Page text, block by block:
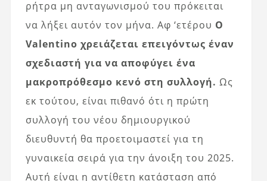
ρήτρα μη ανταγωνισμού του πρόκειται
να λήξει αυτόν τον μήνα. Αφ ‘ετέρου Ο
Valentino χρειάζεται επειγόντως έναν
σχεδιαστή για να αποφύγει ένα
μακροπρόθεσμο κενό στη συλλογή. Ως
εκ τούτου, είναι πιθανό ότι η πρώτη
συλλογή του νέου δημιουργικού
διευθυντή θα προετοιμαστεί για τη
γυναικεία σειρά για την άνοιξη του 2025.
Αυτή είναι η αντίθετη κατάσταση από